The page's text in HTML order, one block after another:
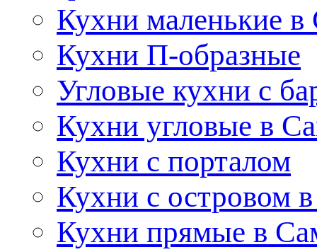
Кухни маленькие в
Кухни П-образные
Угловые кухни с
Кухни угловые в
Кухни с порталом
Кухни с островом
Кухни прямые в